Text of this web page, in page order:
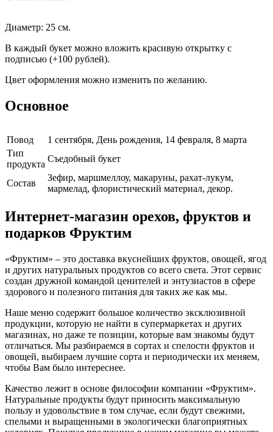
Диаметр: 25 см.
В каждый букет можно вложить красивую открытку с
подписью (+100 рублей).
Цвет оформления можно изменить по желанию.
Основное
Повод
1 сентября, День рождения, 14 февраля, 8 марта
Тип
продукта
Съедобный букет
Cостав
Зефир, маршмеллоу, макаруны, рахат-лукум,
мармелад, флористический материал, декор.
Интернет-магазин орехов, фруктов и
подарков Фруктим
«Фруктим» – это доставка вкуснейших фруктов, овощей, ягод
и других натуральных продуктов со всего света. Этот сервис
создан дружной командой ценителей и энтузиастов в сфере
здорового и полезного питания для таких же как мы.
Наше меню содержит большое количество эксклюзивной
продукции, которую не найти в супермаркетах и других
магазинах, но даже те позиции, которые вам знакомы будут
отличаться. Мы разбираемся в сортах и спелости фруктов и
овощей, выбираем лучшие сорта и периодически их меняем,
чтобы Вам было интереснее.
Качество лежит в основе философии компании «Фруктим».
Натуральные продукты будут приносить максимальную
пользу и удовольствие в том случае, если будут свежими,
cпелыми и выращенными в экологически благоприятных